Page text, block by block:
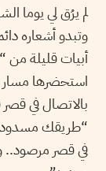
لم يرُق لي يوما
وتبدو أشعاره
أبيات قليلة من
استحضرها
بالاتصال في
“طريقك
في قصر مرصود..